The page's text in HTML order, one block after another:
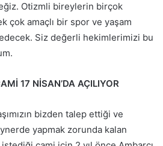
Otizmli bireylerin birçok
çok amaçlı bir spor ve yaşam
Siz değerli hekimlerimizi bu
17 NİSAN’DA AÇILIYOR
bizden talep ettiği ve
yapmak zorunda kalan